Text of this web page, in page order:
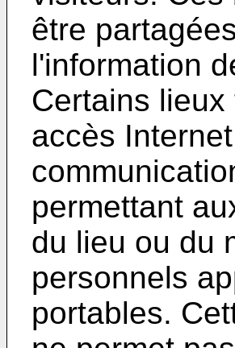
être
l'information
Certains
accès
permettant
du lieu ou du
personnels
portables.